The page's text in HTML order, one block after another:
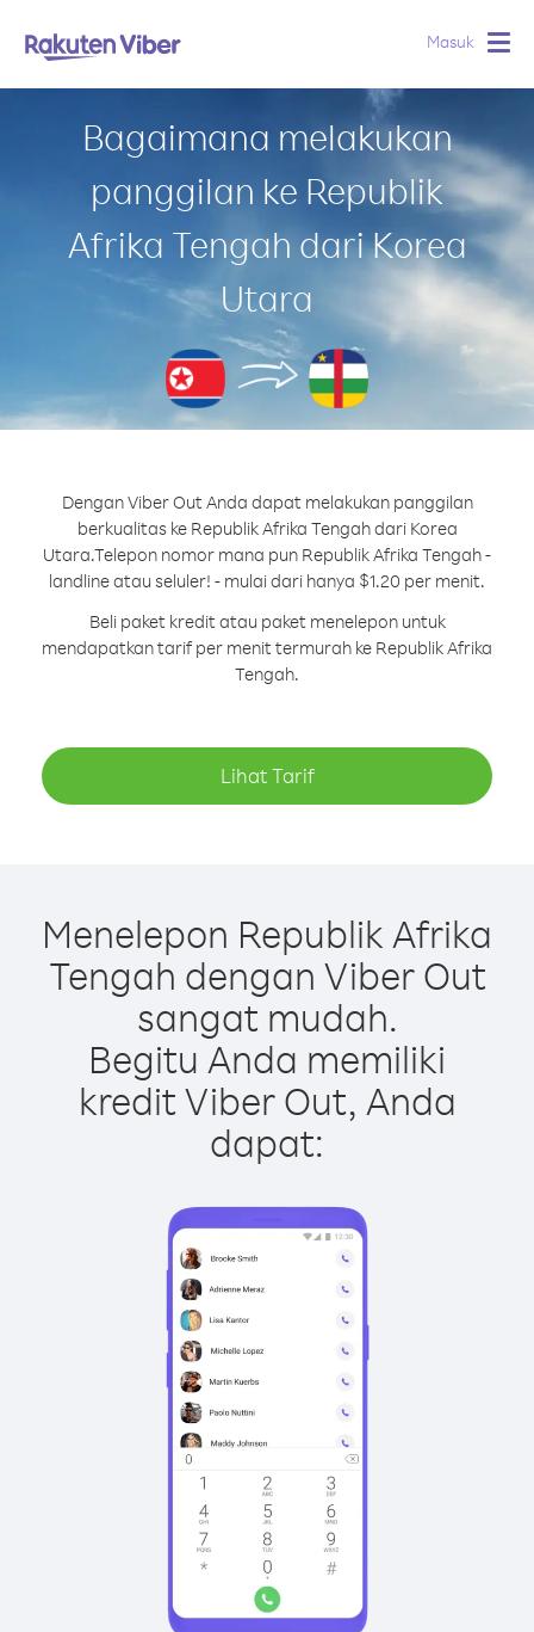
Masuk
Bagaimana melakukan
panggilan ke Republik
Afrika Tengah dari Korea
Utara
Dengan Viber Out Anda dapat melakukan panggilan
berkualitas ke Republik Afrika Tengah dari Korea
Utara.Telepon nomor mana pun Republik Afrika Tengah -
landline atau seluler! - mulai dari hanya $1.20 per menit.
Beli paket kredit atau paket menelepon untuk
mendapatkan tarif per menit termurah ke Republik Afrika
Tengah.
Lihat Tarif
Menelepon Republik Afrika
Tengah dengan Viber Out
sangat mudah.
Begitu Anda memiliki
kredit Viber Out, Anda
dapat: